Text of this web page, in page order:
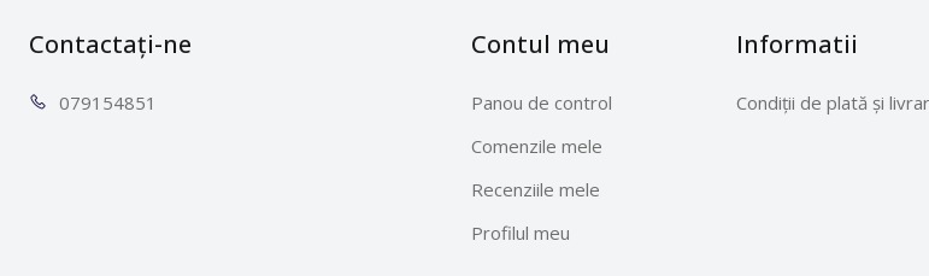
Contactați-ne
0791 54851
Contul meu
Panou de control
Comenzile mele
Recenziile mele
Profilul meu
Informatii
Condiții de plată și